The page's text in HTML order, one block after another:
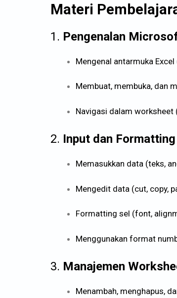
Materi
1. Pengenalan
Mengenal antarmuka
Membuat, membuka, dan
Navigasi dalam worksheet
2. Input dan
Memasukkan data (teks,
Mengedit data (cut, copy,
Formatting sel (font,
Menggunakan format
3. Manajemen
Menambah, menghapus,